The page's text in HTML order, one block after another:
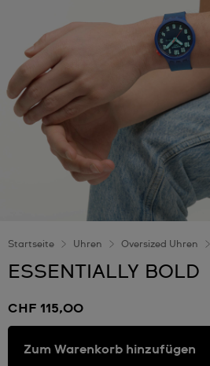
Startseite Uhren Oversized Uhren
ESSENTIALLY BOLD
CHF 115,00
Zum Warenkorb hinzufügen